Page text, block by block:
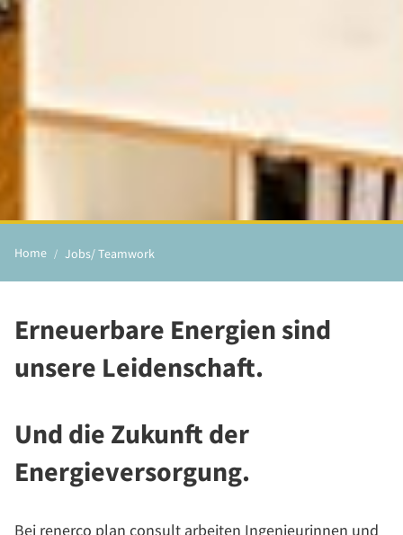
Home Jobs/ Teamwork
Erneuerbare Energien sind
unsere Leidenschaft.
Und die Zukunft der
Energieversorgung.
Bei renerco plan consult arbeiten Ingenieurinnen und